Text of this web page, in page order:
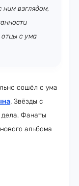
ним взглядом,
с ума
сошёл с ума
. Звёзды с
дела. Фанаты
альбома